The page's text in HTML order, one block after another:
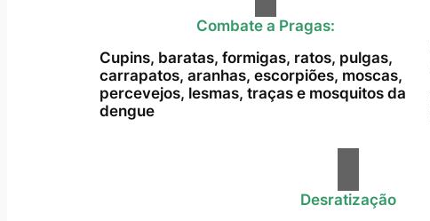
Combate a Pragas:
Cupins, baratas, formigas, ratos, pulgas,
carrapatos, aranhas, escorpiões, moscas,
percevejos, lesmas, traças e mosquitos da
dengue
Desratização